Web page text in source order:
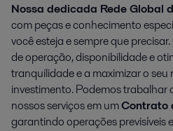
Nossa dedicada Rede Global
com peças e conhecimento
você esteja e sempre que
de operação, disponibilidade e
tranquilidade e a maximizar o seu
investimento. Podemos trabalhar
nossos serviços em umContrato
garantindo operações previsíveis